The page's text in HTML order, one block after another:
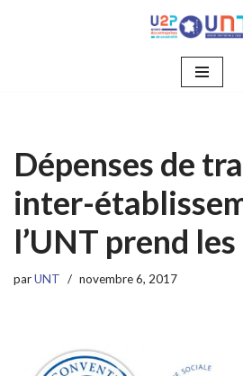
Dépenses de
inter-
l’UNT prend
parUNT novembre 6, 2017